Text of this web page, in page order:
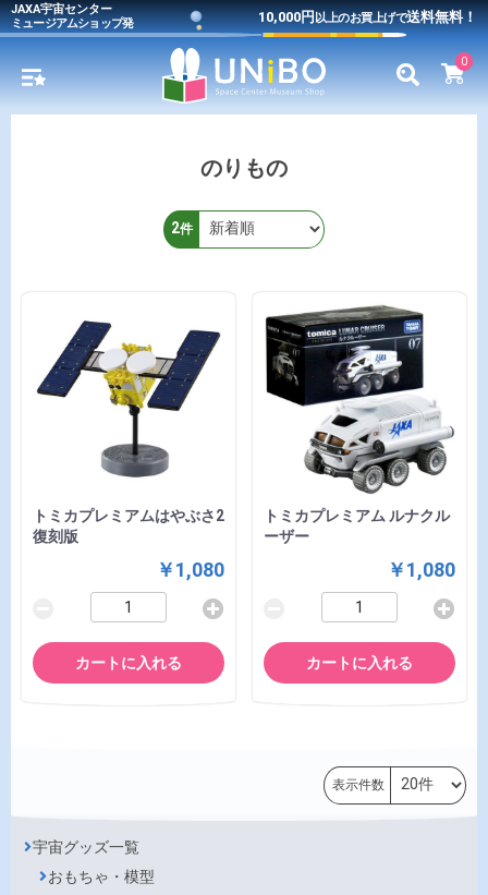
JAXA宇宙センター
ミュージアムショップ発
10,000円以上のお買上げで送料無料！
0
のりもの
2件
トミカプレミアムはやぶさ2
復刻版
￥1,080
カートに入れる
トミカプレミアム ルナクル
ーザー
￥1,080
カートに入れる
表示件数
宇宙グッズ一覧
おもちゃ・模型